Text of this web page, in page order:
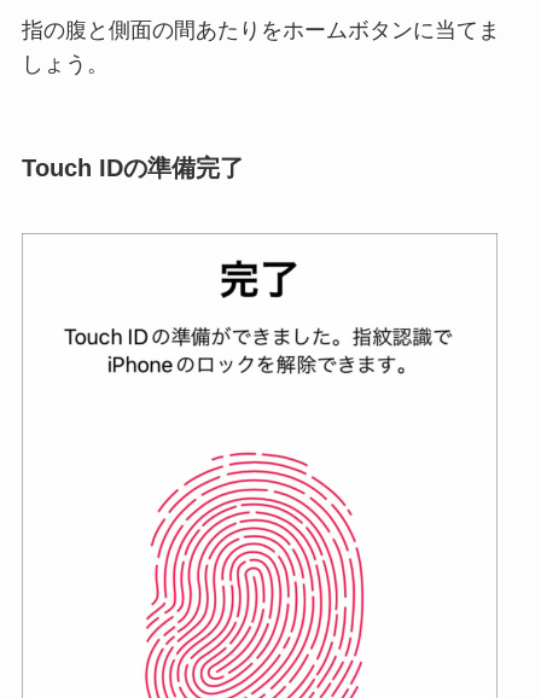
指の腹と側面の間あたりをホームボタンに当てま
しょう。
Touch IDの準備完了